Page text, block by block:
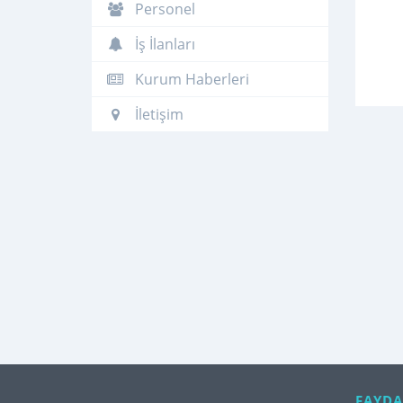
Personel
İş İlanları
Kurum Haberleri
İletişim